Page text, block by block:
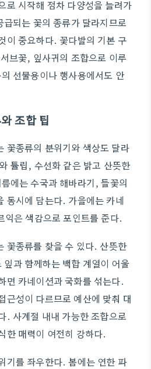
로 시작해 점차 다양성을 늘려가
되는 꽃의 종류가 달라지므로
이 중요하다. 꽃다발의 기본 구
브꽃, 잎사귀의 조합으로 이루
선물용이나 행사용에서도 안
조합 팁
꽃종류의 분위기와 색상도 달라
튤립, 수선화 같은 밝고 산뜻한
에는 수국과 해바라기, 들꽃의
동시에 담는다. 가을에는 카네
은 색감으로 포인트를 준다.
꽃종류를 찾을 수 있다. 산뜻한
잎과 함께하는 백합 계열이 어울
면 카네이션과 국화를 섞는다.
근성이 다르므로 예산에 맞춰 대
. 사계절 내내 가능한 조합으로
한 매력이 여전히 강하다.
기를 좌우한다. 봄에는 연한 파